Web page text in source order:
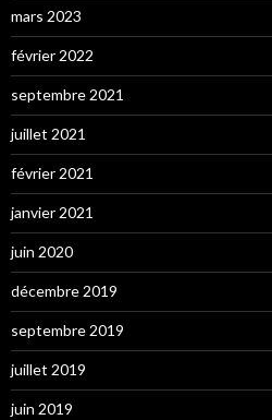
mars 2023
février 2022
septembre 2021
juillet 2021
février 2021
janvier 2021
juin 2020
décembre 2019
septembre 2019
juillet 2019
juin 2019